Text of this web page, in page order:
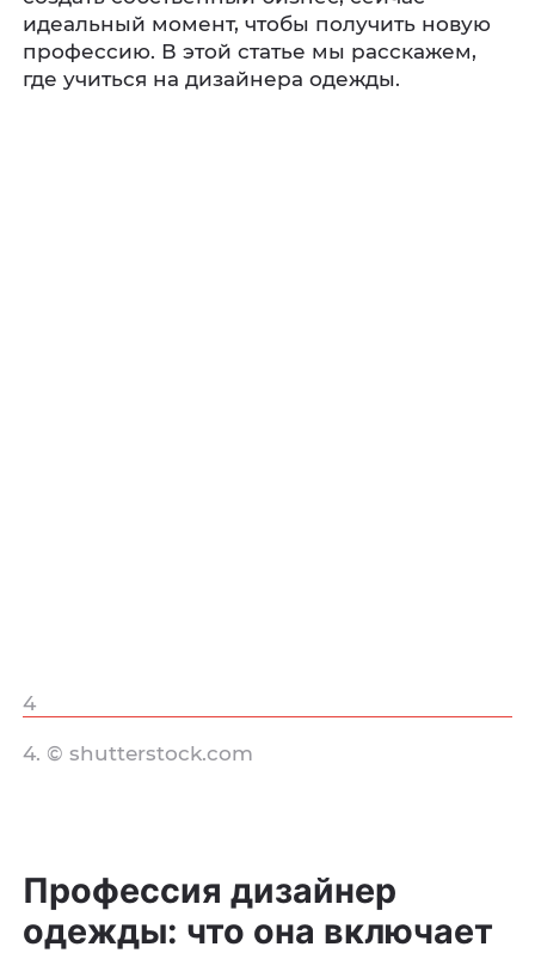
идеальный момент, чтобы получить новую
профессию. В этой статье мы расскажем,
где учиться на дизайнера одежды.
4
4. © shutterstock.com
Профессия дизайнер
одежды: что она включает